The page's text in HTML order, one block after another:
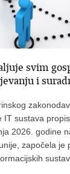
svim
i
IT sustava
2026. godine
započela je